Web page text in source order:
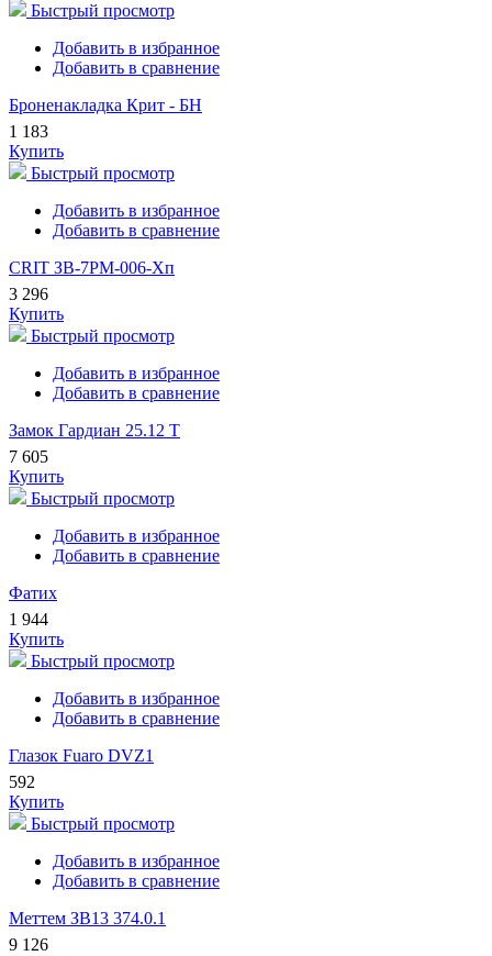
Быстрый просмотр
Добавить в избранное
Добавить в сравнение
Броненакладка Крит - БН
1 183
Купить
Быстрый просмотр
Добавить в избранное
Добавить в сравнение
CRIT ЗВ-7РМ-006-Хп
3 296
Купить
Быстрый просмотр
Добавить в избранное
Добавить в сравнение
Замок Гардиан 25.12 Т
7 605
Купить
Быстрый просмотр
Добавить в избранное
Добавить в сравнение
Фатих
1 944
Купить
Быстрый просмотр
Добавить в избранное
Добавить в сравнение
Глазок Fuaro DVZ1
592
Купить
Быстрый просмотр
Добавить в избранное
Добавить в сравнение
Меттем ЗВ13 374.0.1
9 126